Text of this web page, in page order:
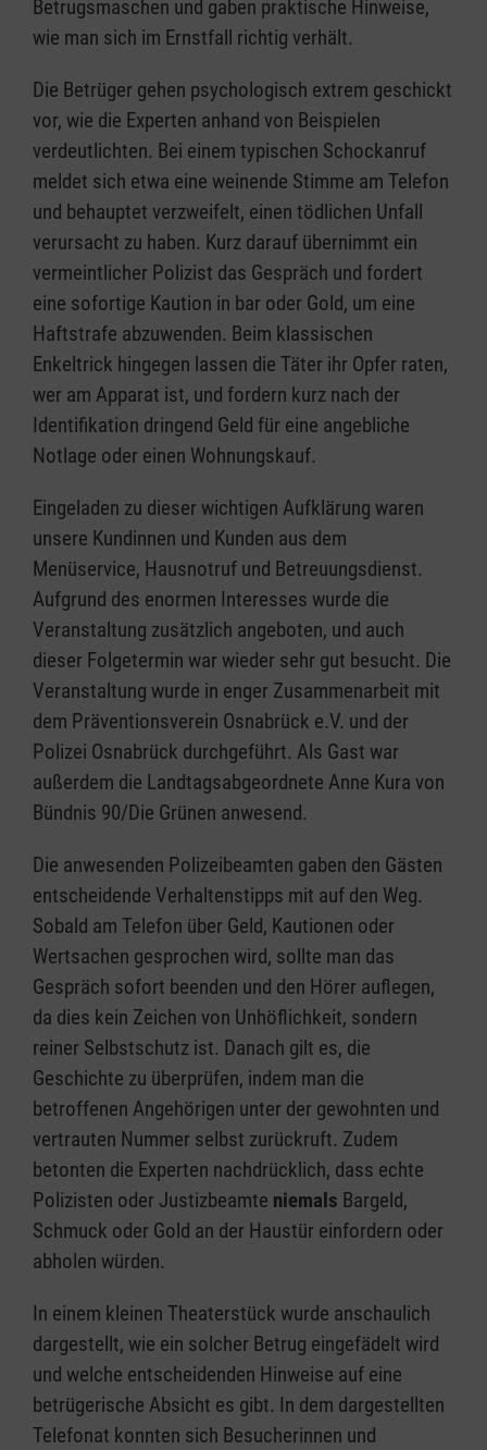
Betrugsmaschen und gaben praktische Hinweise,
wie man sich im Ernstfall richtig verhält.
Die Betrüger gehen psychologisch extrem geschickt
vor, wie die Experten anhand von Beispielen
verdeutlichten. Bei einem typischen Schockanruf
meldet sich etwa eine weinende Stimme am Telefon
und behauptet verzweifelt, einen tödlichen Unfall
verursacht zu haben. Kurz darauf übernimmt ein
vermeintlicher Polizist das Gespräch und fordert
eine sofortige Kaution in bar oder Gold, um eine
Haftstrafe abzuwenden. Beim klassischen
Enkeltrick hingegen lassen die Täter ihr Opfer raten,
wer am Apparat ist, und fordern kurz nach der
Identifikation dringend Geld für eine angebliche
Notlage oder einen Wohnungskauf.
Eingeladen zu dieser wichtigen Aufklärung waren
unsere Kundinnen und Kunden aus dem
Menüservice, Hausnotruf und Betreuungsdienst.
Aufgrund des enormen Interesses wurde die
Veranstaltung zusätzlich angeboten, und auch
dieser Folgetermin war wieder sehr gut besucht. Die
Veranstaltung wurde in enger Zusammenarbeit mit
dem Präventionsverein Osnabrück e.V. und der
Polizei Osnabrück durchgeführt. Als Gast war
außerdem die Landtagsabgeordnete Anne Kura von
Bündnis 90/Die Grünen anwesend.
Die anwesenden Polizeibeamten gaben den Gästen
entscheidende Verhaltenstipps mit auf den Weg.
Sobald am Telefon über Geld, Kautionen oder
Wertsachen gesprochen wird, sollte man das
Gespräch sofort beenden und den Hörer auflegen,
da dies kein Zeichen von Unhöflichkeit, sondern
reiner Selbstschutz ist. Danach gilt es, die
Geschichte zu überprüfen, indem man die
betroffenen Angehörigen unter der gewohnten und
vertrauten Nummer selbst zurückruft. Zudem
betonten die Experten nachdrücklich, dass echte
Polizisten oder Justizbeamte niemals Bargeld,
Schmuck oder Gold an der Haustür einfordern oder
abholen würden.
In einem kleinen Theaterstück wurde anschaulich
dargestellt, wie ein solcher Betrug eingefädelt wird
und welche entscheidenden Hinweise auf eine
betrügerische Absicht es gibt. In dem dargestellten
Telefonat konnten sich Besucherinnen und